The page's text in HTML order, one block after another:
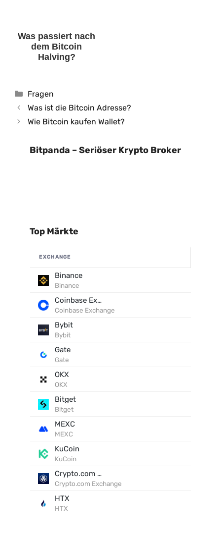
Was passiert nach
dem Bitcoin
Halving?
Kategorien
Fragen
Was ist die Bitcoin Adresse?
Wie Bitcoin kaufen Wallet?
Bitpanda – Seriöser Krypto Broker
Top Märkte
EXCHANGE
Binance
Binance
Coinbase Exchange
Coinbase Exchange
Bybit
Bybit
Gate
Gate
OKX
OKX
Bitget
Bitget
MEXC
MEXC
KuCoin
KuCoin
Crypto.com Exchange
Crypto.com Exchange
HTX
HTX